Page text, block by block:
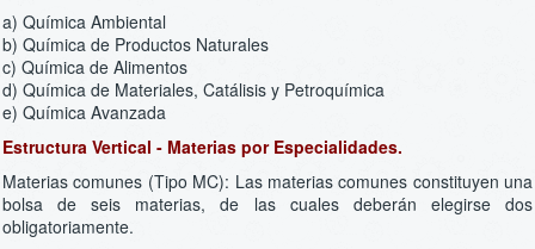
a) Química Ambiental
b) Química de Productos Naturales
c) Química de Alimentos
d) Química de Materiales, Catálisis y Petroquímica
e) Química Avanzada
Estructura Vertical - Materias por Especialidades.
Materias comunes (Tipo MC): Las materias comunes constituyen una
bolsa de seis materias, de las cuales deberán elegirse dos
obligatoriamente.